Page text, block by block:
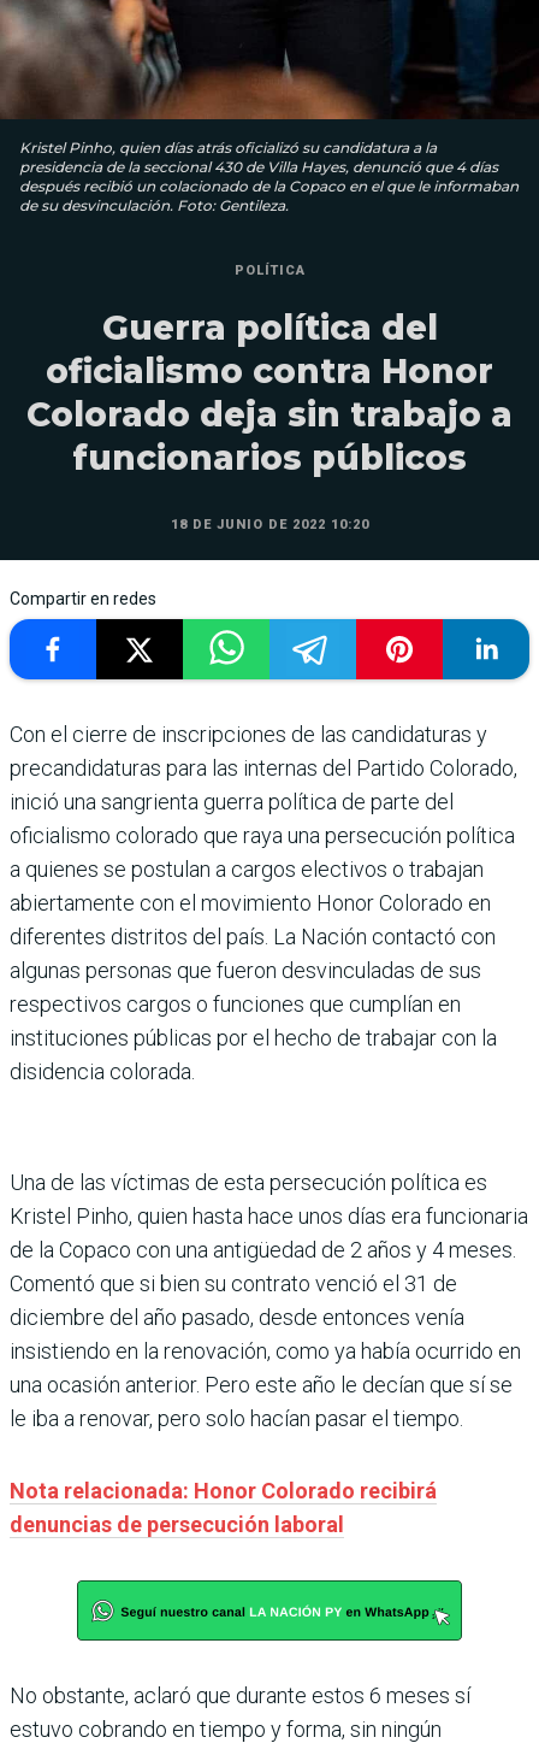
Kristel Pinho, quien días atrás oficializó su candidatura a la
presidencia de la seccional 430 de Villa Hayes, denunció que 4 días
después recibió un colacionado de la Copaco en el que le informaban
de su desvinculación. Foto: Gentileza.
POLÍTICA
Guerra política del
oficialismo contra Honor
Colorado deja sin trabajo a
funcionarios públicos
18 DE JUNIO DE 2022 10:20
Compartir en redes
Con el cierre de inscripciones de las candidaturas y
precandidaturas para las internas del Partido Colorado,
inició una sangrienta guerra política de parte del
oficialismo colorado que raya una persecución política
a quienes se postulan a cargos electivos o trabajan
abiertamente con el movimiento Honor Colorado en
diferentes distritos del país. La Nación contactó con
algunas personas que fueron desvinculadas de sus
respectivos cargos o funciones que cumplían en
instituciones públicas por el hecho de trabajar con la
disidencia colorada.
Una de las víctimas de esta persecución política es
Kristel Pinho, quien hasta hace unos días era funcionaria
de la Copaco con una antigüedad de 2 años y 4 meses.
Comentó que si bien su contrato venció el 31 de
diciembre del año pasado, desde entonces venía
insistiendo en la renovación, como ya había ocurrido en
una ocasión anterior. Pero este año le decían que sí se
le iba a renovar, pero solo hacían pasar el tiempo.
Nota relacionada: Honor Colorado recibirá
denuncias de persecución laboral
No obstante, aclaró que durante estos 6 meses sí
estuvo cobrando en tiempo y forma, sin ningún